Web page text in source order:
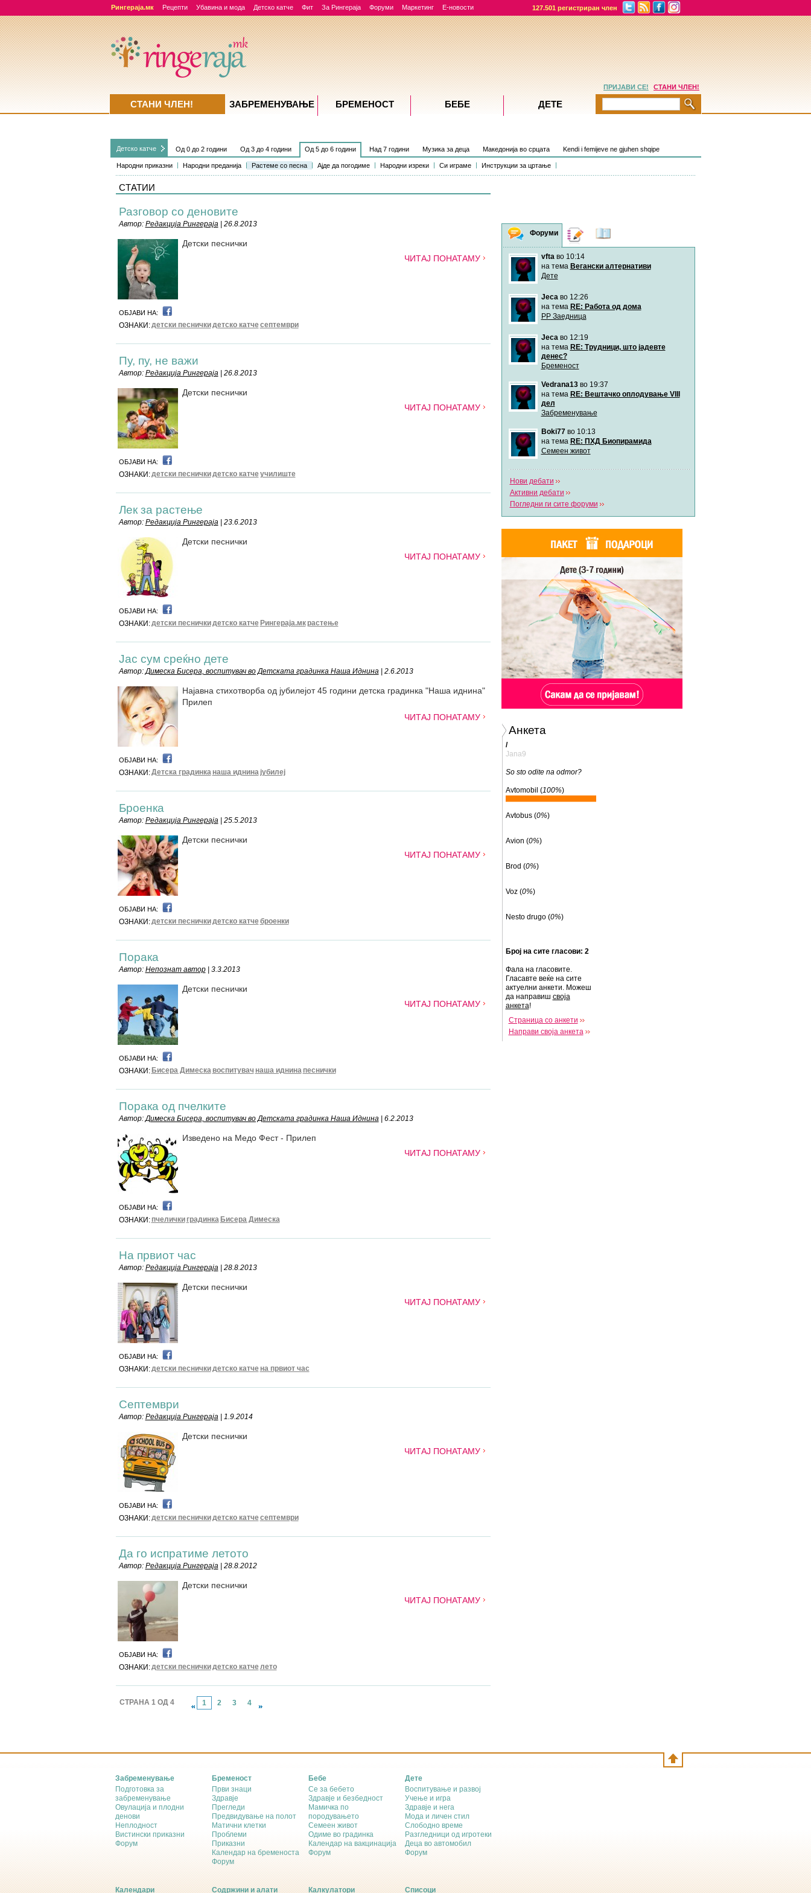
Рингераја.мк Рецепти Убавина и мода Детско катче Фит За Рингераја Форуми Маркетинг Е-новости 127.501 регистриран член
Детско катче Од 0 до 2 години Од 3 до 4 години Од 5 до 6 години
Народни приказни Народни преданија Растеме со песна Ајде да погодиме Народни изреки Си играме Инструкции за цртање
Над 7 години Музика за деца Македонија во срцaта Kendi i femijeve ne gjuhen shqipe
СТАТИИ
Разговор со деновите
Автор: Редакција Рингераја| 26.8.2013
Детски песнички
ЧИТАЈ ПОНАТАМУ
ОБЈАВИ НА:
ОЗНАКИ:детски песничкидетско катчесептември
Пу, пу, не важи
Автор: Редакција Рингераја| 26.8.2013
Детски песнички
ЧИТАЈ ПОНАТАМУ
ОБЈАВИ НА:
ОЗНАКИ:детски песничкидетско катчеучилиште
Лек за растење
Автор: Редакција Рингераја| 23.6.2013
Детски песнички
ЧИТАЈ ПОНАТАМУ
ОБЈАВИ НА:
ОЗНАКИ:детски песничкидетско катче Рингераја.мк растење
Јас сум среќно дете
Автор:Димеска Бисера, воспитувач во Детската градинка Наша Иднина| 2.6.2013
Најавна стихотворба од јубилејот 45 години детска градинка "Наша иднина"
Прилеп
ЧИТАЈ ПОНАТАМУ
ОБЈАВИ НА:
ОЗНАКИ:Детска градинка наша иднина јубилеј
Броенка
Автор: Редакција Рингераја| 25.5.2013
Детски песнички
ЧИТАЈ ПОНАТАМУ
ОБЈАВИ НА:
ОЗНАКИ:детски песничкидетско катчеброенки
Порака
Автор: Непознат автор| 3.3.2013
Детски песнички
ЧИТАЈ ПОНАТАМУ
ОБЈАВИ НА:
ОЗНАКИ: Бисера Димеска воспитувач наша иднина песнички
Порака од пчелките
Автор:Димеска Бисера, воспитувач во Детската градинка Наша Иднина| 6.2.2013
Изведено на Медо Фест - Прилеп
ЧИТАЈ ПОНАТАМУ
ОБЈАВИ НА:
ОЗНАКИ: пчелички градинка Бисера Димеска
На првиот час
Автор: Редакција Рингераја| 28.8.2013
Детски песнички
ЧИТАЈ ПОНАТАМУ
ОБЈАВИ НА:
ОЗНАКИ:детски песничкидетско катче на првиот час
Септември
Автор: Редакција Рингераја| 1.9.2014
Детски песнички
ЧИТАЈ ПОНАТАМУ
ОБЈАВИ НА:
ОЗНАКИ:детски песничкидетско катчесептември
Да го испратиме летото
Автор: Редакција Рингераја| 28.8.2012
Детски песнички
ЧИТАЈ ПОНАТАМУ
ОБЈАВИ НА:
ОЗНАКИ:детски песничкидетско катчелето
СТРАНА 1 ОД 4 1 2 3 4
Форуми Дневници
vftaво 10:14
на тема Вегански алтернативи
Дете
Jecaво 12:26
на тема RE: Работа од дома
РР Заедница
Jecaво 12:19
на тема RE: Трудници, што јадевте
денес?
Бременост
Vedrana13во 19:37
на тема RE: Вештачко оплодување VIII
дел
Забременување
Boki77во 10:13
на тема RE: ПХД Биопирамида
Семеен живот
Нови дебати
Активни дебати
Погледни ги сите форуми
Анкета
/
Jana9
So sto odite na odmor?
Avtomobil (100%)
Avtobus (0%)
Avion (0%)
Brod (0%)
Voz (0%)
Nesto drugo (0%)
Број на сите гласови: 2
Фала на гласовите.
Гласавте веќе на сите
актуелни анкети. Можеш
да направиш своја
анкета!
Страница со анкети
Направи своја анкета
ПРИЈАВИ СЕ! СТАНИ ЧЛЕН!
СТАНИ ЧЛЕН! ЗАБРЕМЕНУВАЊE БРЕМЕНОСТ БЕБЕ ДЕТЕ
Забременување
Подготовка за
забременување
Овулација и плодни
денови
Неплодност
Вистински приказни
Форум
Бременост
Први знаци
Здравје
Прегледи
Предвидување на полот
Матични клетки
Проблеми
Приказни
Календар на бременоста
Форум
Бебе
Се за бебето
Здравје и безбедност
Мамичка по
породувањето
Семеен живот
Одиме во градинка
Календар на вакцинација
Форум
Дете
Воспитување и развој
Учење и игра
Здравје и нега
Мода и личен стил
Слободно време
Разгледници од игротеки
Деца во автомобил
Форум
Календари Содржини и алати Калкулатори Списоци